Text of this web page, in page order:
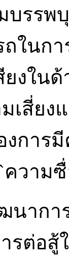
บรรพ
ถในก
ยงใ
เสี่ย
งการ
วาม
นาก
รต่อ